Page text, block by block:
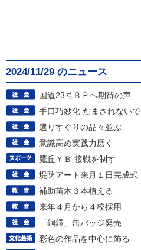
2024/11/29 のニュース
国道23号ＢＰへ期待の声
手口巧妙化 だまされないで
選りすぐりの品々並ぶ
意識高め実践力磨く
鷹丘ＹＢ 接戦を制す
堤防アート来月１日完成式
補助苗木３本植える
来年４月から４校採用
「銅鐸」缶バッジ発売
彩色の作品を中心に飾る